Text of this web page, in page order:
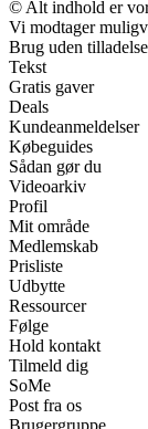
© Alt indhold er
Vi modtager
Brug uden
Tekst
Gratis gaver
Deals
Kundeanmeldelser
Købeguides
Sådan gør du
Videoarkiv
Profil
Mit område
Medlemskab
Prisliste
Udbytte
Ressourcer
Følge
Hold kontakt
Tilmeld dig
SoMe
Post fra os
Brugergruppe